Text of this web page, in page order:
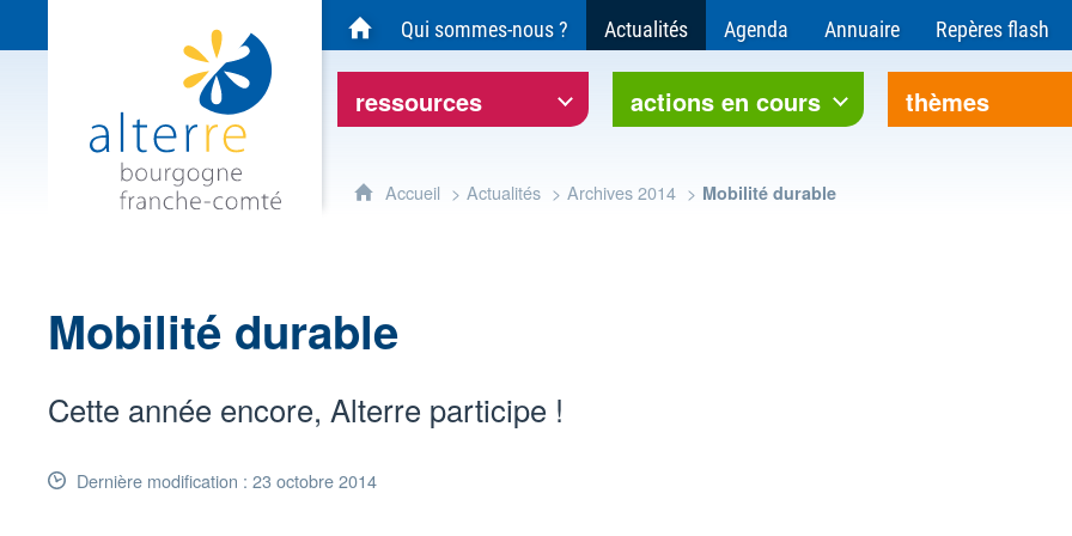
Alterre Bourgogne Franche-Comté - Agence pour l'environnement et le développement soutenable
Accueil du site Alterre Bourgogne-Franche-Comté
ressources actions en cours thèmes
Qui sommes-nous ? Actualités Agenda Annuaire Repères flash
Accueil Actualités Archives 2014 Mobilité durable
Mobilité durable
Cette année encore, Alterre participe !
Dernière modification : 23 octobre 2014